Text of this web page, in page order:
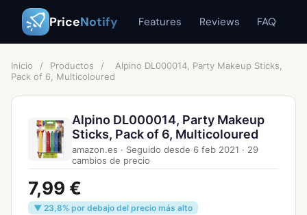
PriceNotify Features Reviews FAQ
Inicio / Productos /
Alpino DL000014, Party Makeup Sticks,
Pack of 6, Multicoloured
Alpino DL000014, Party Makeup
Sticks, Pack of 6, Multicoloured
amazon.es · Seguido desde 6 feb 2021 · 29
cambios de precio
7,99 €
▼ 23,8% por debajo del precio más alto